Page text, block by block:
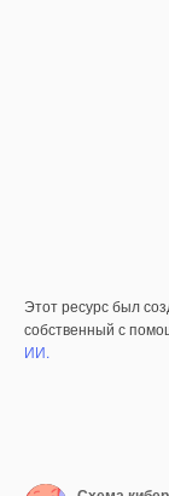
Этот ресурс был
собственный с
ИИ.